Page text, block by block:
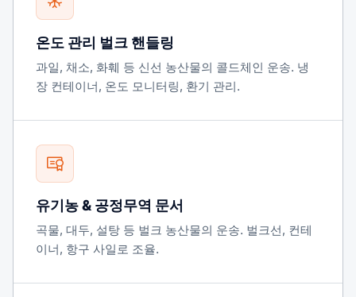
온도 관리 벌크 핸들링
과일, 채소, 화훼 등 신선 농산물의 콜드체인 운송. 냉
장 컨테이너, 온도 모니터링, 환기 관리.
유기농 & 공정무역 문서
곡물, 대두, 설탕 등 벌크 농산물의 운송. 벌크선, 컨테
이너, 항구 사일로 조율.